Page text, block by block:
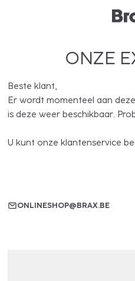
ONZE
Beste klant,
Er wordt momenteel aan
is deze weer beschikbaar.
U kunt onze klantenservice
ONLINESHOP@BRAX.BE